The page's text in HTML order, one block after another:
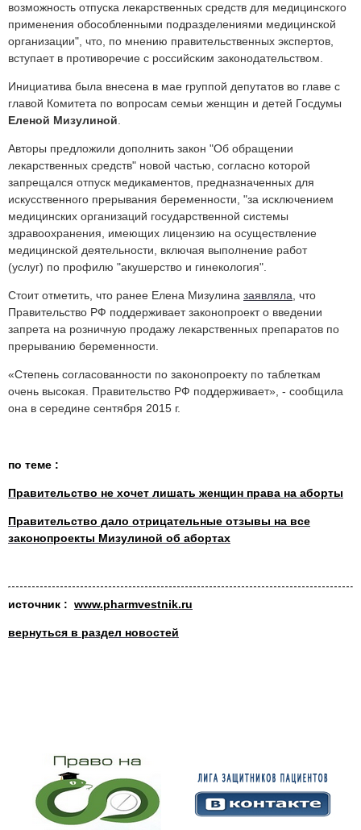
возможность отпуска лекарственных средств для медицинского
применения обособленными подразделениями медицинской
организации", что, по мнению правительственных экспертов,
вступает в противоречие с российским законодательством.
Инициатива была внесена в мае группой депутатов во главе с
главой Комитета по вопросам семьи женщин и детей Госдумы
Еленой Мизулиной
Авторы предложили дополнить закон "Об обращении
лекарственных средств" новой частью, согласно которой
запрещался отпуск медикаментов, предназначенных для
искусственного прерывания беременности, "за исключением
медицинских организаций государственной системы
здравоохранения, имеющих лицензию на осуществление
медицинской деятельности, включая выполнение работ
(услуг) по профилю "акушерство и гинекология".
Стоит отметить, что ранее Елена Мизулина заявляла , что
Правительство РФ поддерживает законопроект о введении
запрета на розничную продажу лекарственных препаратов по
прерыванию беременности.
«Степень согласованности по законопроекту по таблеткам
очень высокая. Правительство РФ поддерживает», - сообщила
она в середине сентября 2015 г.
по теме :
Правительство не хочет лишать женщин права на аборты
Правительство дало отрицательные отзывы на все
законопроекты Мизулиной об абортах
источник : www.pharmvestnik.ru
вернуться в раздел новостей